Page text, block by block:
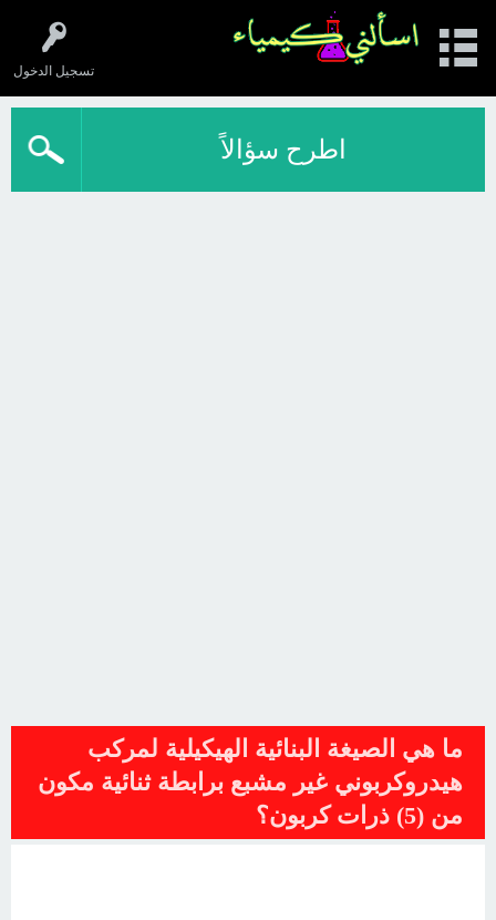
تسجيل الدخول
اطرح سؤالاً
ما هي الصيغة البنائية الهيكيلية لمركب
هيدروكربوني غير مشبع برابطة ثنائية مكون
من (5) ذرات كربون؟